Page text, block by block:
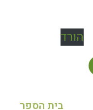
הורד
בית הספר